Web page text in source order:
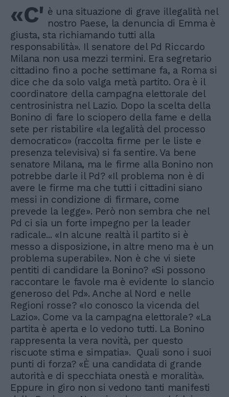
«C' è una situazione di grave illegalità nel
nostro Paese, la denuncia di Emma è
giusta, sta richiamando tutti alla
responsabilità». Il senatore del Pd Riccardo
Milana non usa mezzi termini. Era segretario
cittadino fino a poche settimane fa, a Roma si
dice che da solo valga metà partito. Ora è il
coordinatore della campagna elettorale del
centrosinistra nel Lazio. Dopo la scelta della
Bonino di fare lo sciopero della fame e della
sete per ristabilire «la legalità del processo
democratico» (raccolta firme per le liste e
presenza televisiva) si fa sentire. Va bene
senatore Milana, ma le firme alla Bonino non
potrebbe darle il Pd? «Il problema non è di
avere le firme ma che tutti i cittadini siano
messi in condizione di firmare, come
prevede la legge». Però non sembra che nel
Pd ci sia un forte impegno per la leader
radicale... «In alcune realtà il partito si è
messo a disposizione, in altre meno ma è un
problema superabile». Non è che vi siete
pentiti di candidare la Bonino? «Si possono
raccontare le favole ma è evidente lo slancio
generoso del Pd». Anche al Nord e nelle
Regioni rosse? «Io conosco la vicenda del
Lazio». Come va la campagna elettorale? «La
partita è aperta e lo vedono tutti. La Bonino
rappresenta la vera novità, per questo
riscuote stima e simpatia». Quali sono i suoi
punti di forza? «È una candidata di grande
autorità e di specchiata onestà e moralità».
Eppure in giro non si vedono tanti manifesti